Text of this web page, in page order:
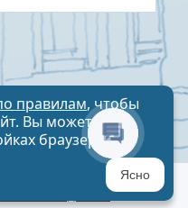
данных
правилам, чтобы
Вы можете
браузера
Ясно